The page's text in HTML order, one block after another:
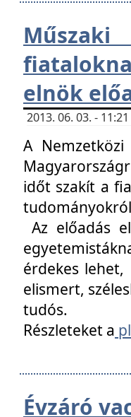
elnök
2013. 06. 03. -
A
időt szakít a
Az előadás
érdekes lehet,
elismert,
tudós.
Részleteket a
Évzáró